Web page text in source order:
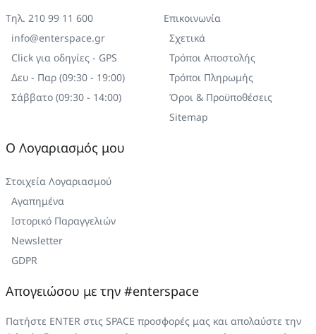
Τηλ. 210 99 11 600
info@enterspace.gr
Click για οδηγίες - GPS
Δευ - Παρ (09:30 - 19:00)
Σάββατο (09:30 - 14:00)
Επικοινωνία
Σχετικά
Τρόποι Αποστολής
Τρόποι Πληρωμής
Όροι & Προϋποθέσεις
Sitemap
Ο Λογαριασμός μου
Στοιχεία Λογαριασμού
Αγαπημένα
Ιστορικό Παραγγελιών
Newsletter
GDPR
Απογειώσου με την #enterspace
Πατήστε ENTER στις SPACE προσφορές μας και απολαύστε την